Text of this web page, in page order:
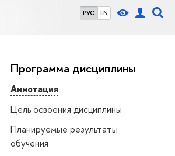
РУС EN
Программа дисциплины
Аннотация
Цель освоения дисциплины
Планируемые результаты
обучения